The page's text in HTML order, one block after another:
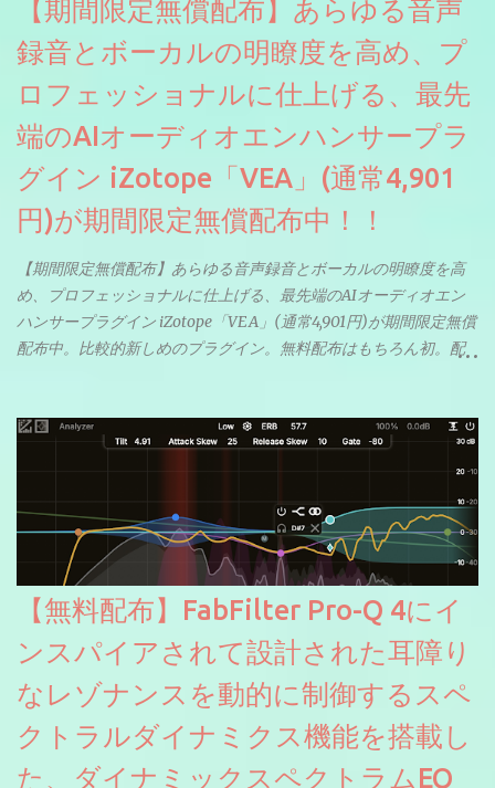
【期間限定無償配布】あらゆる音声
録音とボーカルの明瞭度を高め、プ
ロフェッショナルに仕上げる、最先
端のAIオーディオエンハンサープラ
グイン iZotope「VEA」(通常4,901
円)が期間限定無償配布中！！
【期間限定無償配布】あらゆる音声録音とボーカルの明瞭度を高
め、プロフェッショナルに仕上げる、最先端のAIオーディオエン
ハンサープラグイン iZotope「VEA」(通常4,901円)が期間限定無償
配布中。比較的新しめのプラグイン。無料配布はもちろん初。配
【無料配布】FabFilter Pro-Q 4にイ
ンスパイアされて設計された耳障り
なレゾナンスを動的に制御するスペ
クトラルダイナミクス機能を搭載し
た、ダイナミックスペクトラムEQ